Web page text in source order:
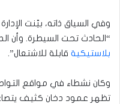
وفي السياق ذاته، بيّنت
“الحادث تحت السيطرة. وأن
بلاستيكية قابلة للاشتعال”.
وكان نشطاء في مواقع
تظهر عمود دخان كثيف